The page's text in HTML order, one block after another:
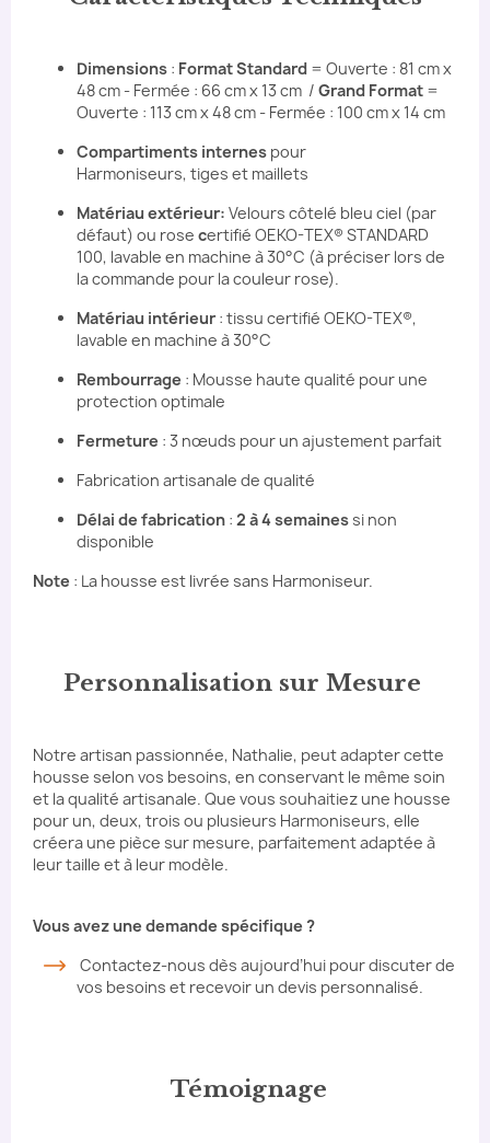
Dimensions : Format Standard = Ouverte : 81 cm x
48 cm - Fermée : 66 cm x 13 cm / Grand Format =
Ouverte : 113 cm x 48 cm - Fermée : 100 cm x 14 cm
Compartiments internes pour
Harmoniseurs, tiges et maillets
Matériau extérieur: Velours côtelé bleu ciel (par
défaut) ou rose certifié OEKO-TEX® STANDARD
100, lavable en machine à 30°C (à préciser lors de
la commande pour la couleur rose).
Matériau intérieur : tissu certifié OEKO-TEX®,
lavable en machine à 30°C
Rembourrage : Mousse haute qualité pour une
protection optimale
Fermeture : 3 nœuds pour un ajustement parfait
Fabrication artisanale de qualité
Délai de fabrication : 2 à 4 semainessi non
disponible
Note : La housse est livrée sans Harmoniseur.
Personnalisation sur Mesure
Notre artisan passionnée, Nathalie, peut adapter cette
housse selon vos besoins, en conservant le même soin
et la qualité artisanale. Que vous souhaitiez une housse
pour un, deux, trois ou plusieurs Harmoniseurs, elle
créera une pièce sur mesure, parfaitement adaptée à
leur taille et à leur modèle.
Vous avez une demande spécifique ?
Contactez-nous dès aujourd’hui pour discuter de
vos besoins et recevoir un devis personnalisé.
Témoignage